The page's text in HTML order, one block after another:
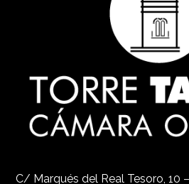
C/ Marqués del Real Tesoro, 10